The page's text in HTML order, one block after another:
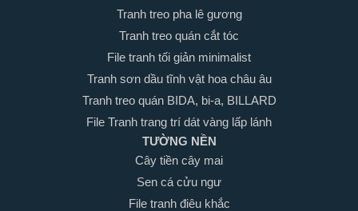
Tranh treo pha lê gương
Tranh treo quán cắt tóc
File tranh tối giản minimalist
Tranh sơn dầu tĩnh vật hoa châu âu
Tranh treo quán BIDA, bi-a, BILLARD
File Tranh trang trí dát vàng lấp lánh
TƯỜNG NỀN
Cây tiền cây mai
Sen cá cửu ngư
File tranh điêu khắc